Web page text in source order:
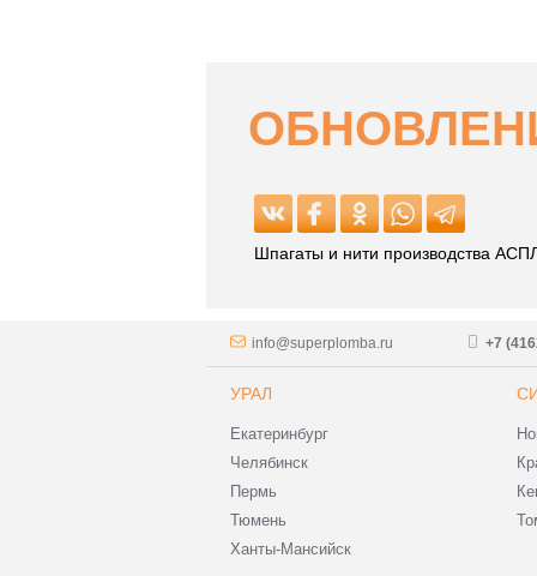
Шпагаты и нити производства
info@superplomba.ru +7
УРАЛ
Екатеринбург
Челябинск
Пермь
Тюмень
Ханты-Мансийск